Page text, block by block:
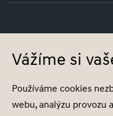
Praze, oddíl
Vážíme si
Používáme cookies
webu, analýzu provozu